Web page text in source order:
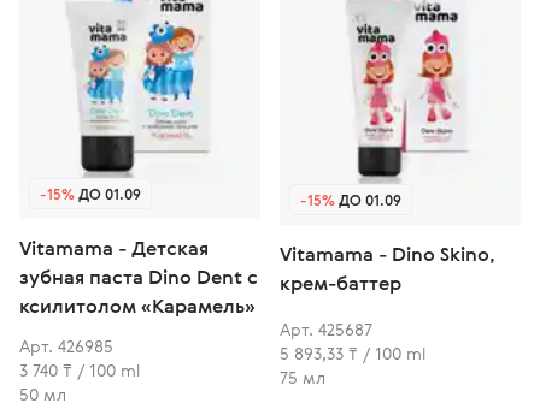
-15%ДО 01.09
Vitamama - Детская
зубная паста Dino Dent с
ксилитолом «Карамель»
Арт. 426985
3 740 ₸ / 100 ml
50 мл
-15%ДО 01.09
Vitamama - Dino Skino,
крем-баттер
Арт. 425687
5 893,33 ₸ / 100 ml
75 мл